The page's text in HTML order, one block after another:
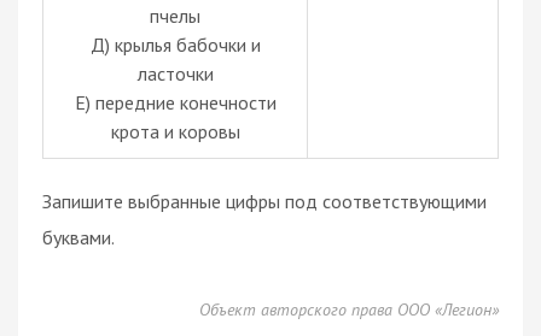
пчелы
Д) крылья бабочки и
ласточки
Е) передние конечности
крота и коровы
Запишите выбранные цифры под соответствующими
буквами.
Объект авторского права ООО «Легион»